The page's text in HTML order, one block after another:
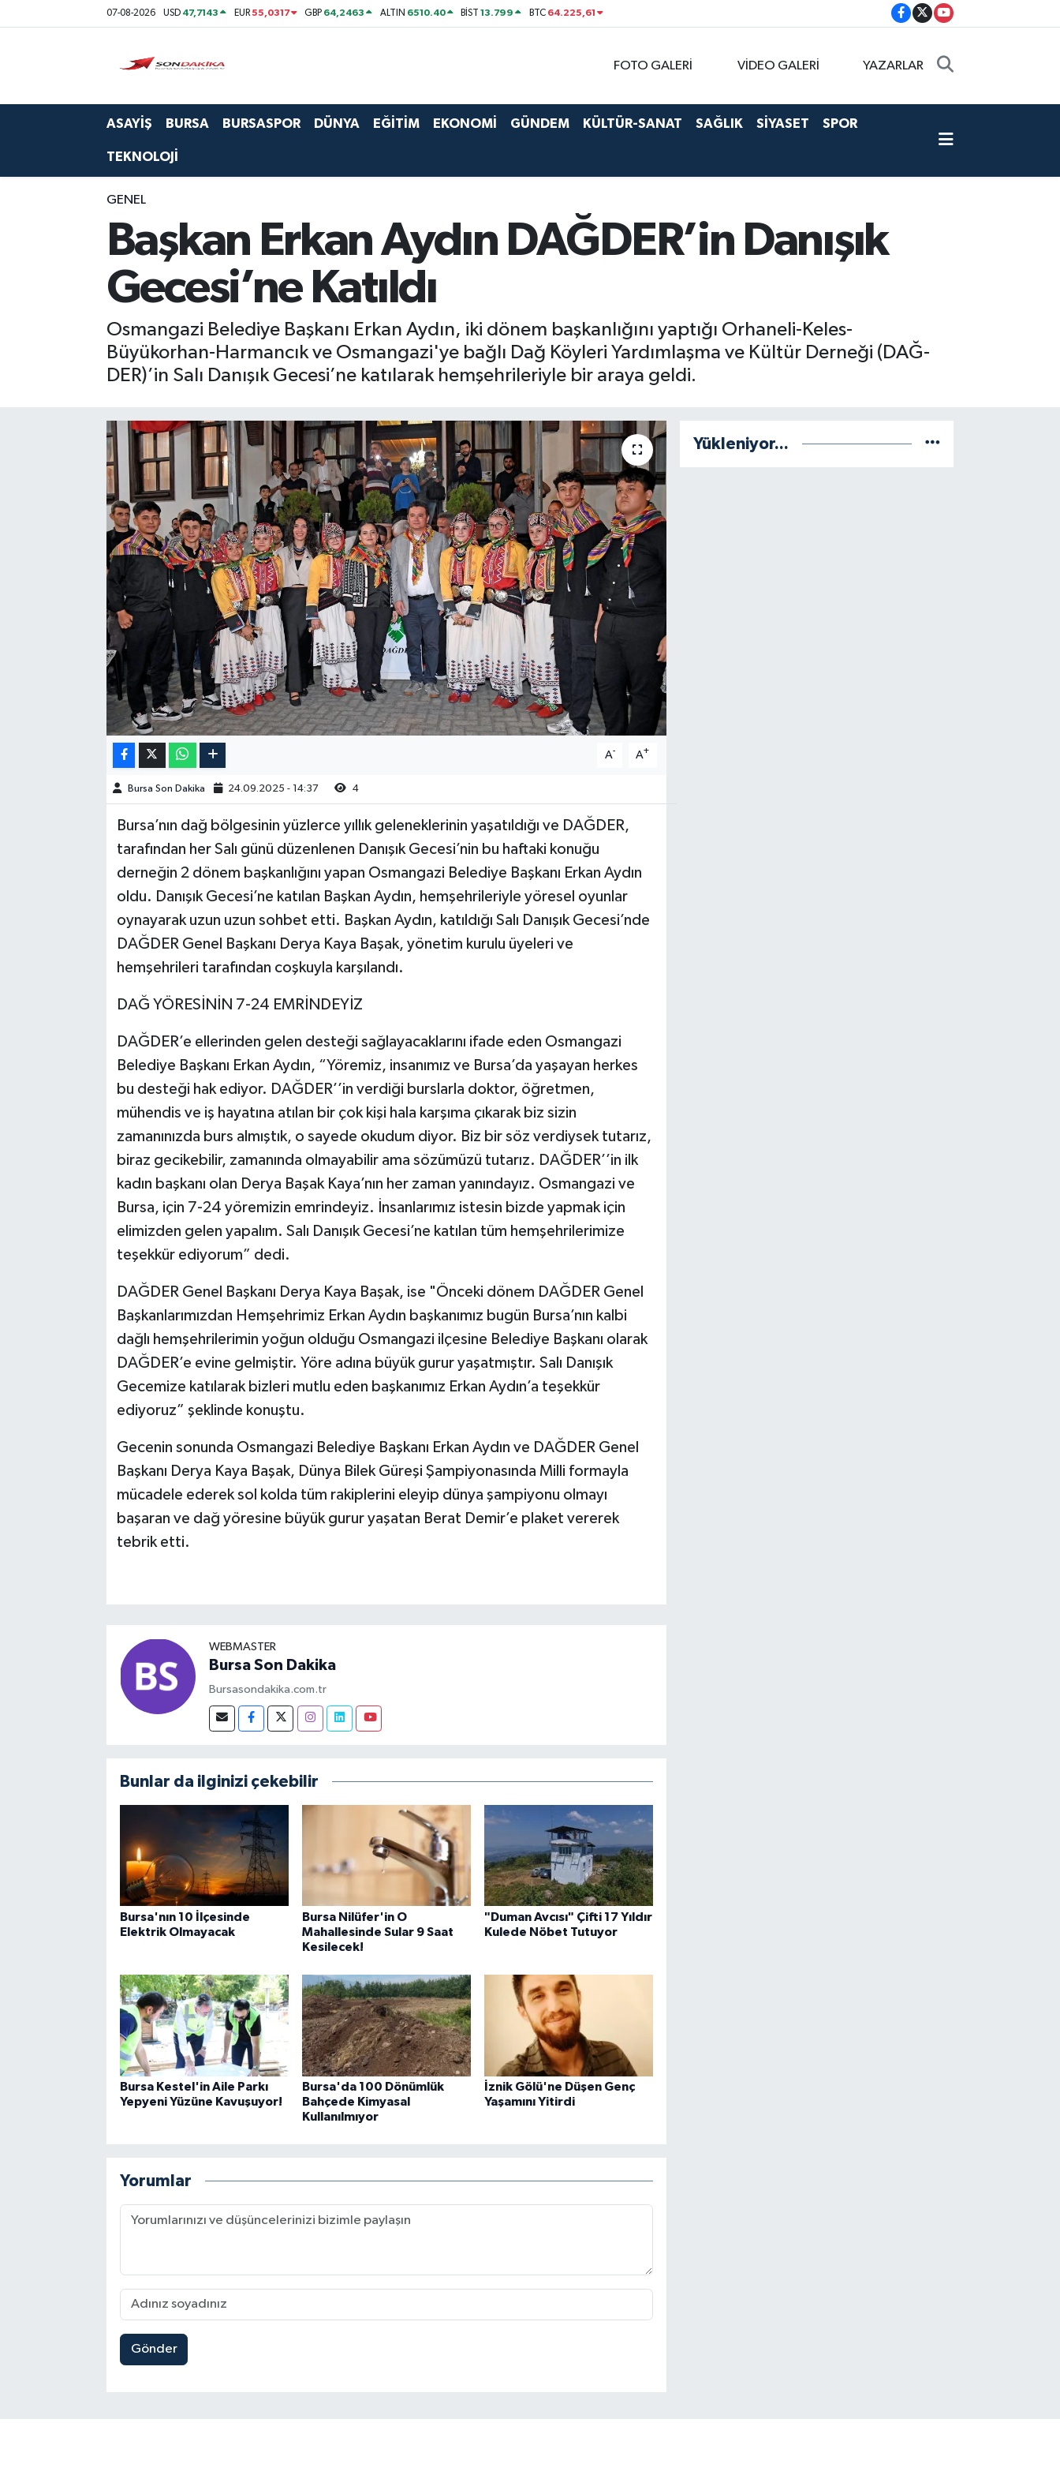
07-08-2026 USD 47,7143 EUR55,0317 GBP 64,2463 ALTIN 6510.40 BİST13.799 BTC 64.225,61
FOTO GALERİ VİDEO GALERİ YAZARLAR
ASAYİŞ BURSA BURSASPOR DÜNYA EĞİTİM EKONOMİ GÜNDEM KÜLTÜR-SANAT SAĞLIK SİYASET SPOR
TEKNOLOJİ
GENEL
Başkan Erkan Aydın DAĞDER’in Danışık
Gecesi’ne Katıldı
Osmangazi Belediye Başkanı Erkan Aydın, iki dönem başkanlığını yaptığı Orhaneli-Keles-
Büyükorhan-Harmancık ve Osmangazi'ye bağlı Dağ Köyleri Yardımlaşma ve Kültür Derneği (DAĞ-
DER)’in Salı Danışık Gecesi’ne katılarak hemşehrileriyle bir araya geldi.
A- A+
Bursa Son Dakika 24.09.2025 - 14:37 4
Bursa’nın dağ bölgesinin yüzlerce yıllık geleneklerinin yaşatıldığı ve DAĞDER,
tarafından her Salı günü düzenlenen Danışık Gecesi’nin bu haftaki konuğu
derneğin 2 dönem başkanlığını yapan Osmangazi Belediye Başkanı Erkan Aydın
oldu. Danışık Gecesi’ne katılan Başkan Aydın, hemşehrileriyle yöresel oyunlar
oynayarak uzun uzun sohbet etti. Başkan Aydın, katıldığı Salı Danışık Gecesi’nde
DAĞDER Genel Başkanı Derya Kaya Başak, yönetim kurulu üyeleri ve
hemşehrileri tarafından coşkuyla karşılandı.
DAĞ YÖRESİNİN 7-24 EMRİNDEYİZ
DAĞDER’e ellerinden gelen desteği sağlayacaklarını ifade eden Osmangazi
Belediye Başkanı Erkan Aydın, “Yöremiz, insanımız ve Bursa’da yaşayan herkes
bu desteği hak ediyor. DAĞDER’’in verdiği burslarla doktor, öğretmen,
mühendis ve iş hayatına atılan bir çok kişi hala karşıma çıkarak biz sizin
zamanınızda burs almıştık, o sayede okudum diyor. Biz bir söz verdiysek tutarız,
biraz gecikebilir, zamanında olmayabilir ama sözümüzü tutarız. DAĞDER’’in ilk
kadın başkanı olan Derya Başak Kaya’nın her zaman yanındayız. Osmangazi ve
Bursa, için 7-24 yöremizin emrindeyiz. İnsanlarımız istesin bizde yapmak için
elimizden gelen yapalım. Salı Danışık Gecesi’ne katılan tüm hemşehrilerimize
teşekkür ediyorum” dedi.
DAĞDER Genel Başkanı Derya Kaya Başak, ise "Önceki dönem DAĞDER Genel
Başkanlarımızdan Hemşehrimiz Erkan Aydın başkanımız bugün Bursa’nın kalbi
dağlı hemşehrilerimin yoğun olduğu Osmangazi ilçesine Belediye Başkanı olarak
DAĞDER’e evine gelmiştir. Yöre adına büyük gurur yaşatmıştır. Salı Danışık
Gecemize katılarak bizleri mutlu eden başkanımız Erkan Aydın’a teşekkür
ediyoruz” şeklinde konuştu.
Gecenin sonunda Osmangazi Belediye Başkanı Erkan Aydın ve DAĞDER Genel
Başkanı Derya Kaya Başak, Dünya Bilek Güreşi Şampiyonasında Milli formayla
mücadele ederek sol kolda tüm rakiplerini eleyip dünya şampiyonu olmayı
başaran ve dağ yöresine büyük gurur yaşatan Berat Demir’e plaket vererek
tebrik etti.
WEBMASTER
Bursa Son Dakika
Bursasondakika.com.tr
Bunlar da ilginizi çekebilir
Bursa'nın 10 İlçesinde
Elektrik Olmayacak
Bursa Nilüfer'in O
Mahallesinde Sular 9 Saat
Kesilecek!
"Duman Avcısı" Çifti 17 Yıldır
Kulede Nöbet Tutuyor
Bursa Kestel'in Aile Parkı
Yepyeni Yüzüne Kavuşuyor!
Bursa'da 100 Dönümlük
Bahçede Kimyasal
Kullanılmıyor
İznik Gölü'ne Düşen Genç
Yaşamını Yitirdi
Yorumlar
Gönder
Yükleniyor...
Ekonomi
Foto Galeri
Video Galeri